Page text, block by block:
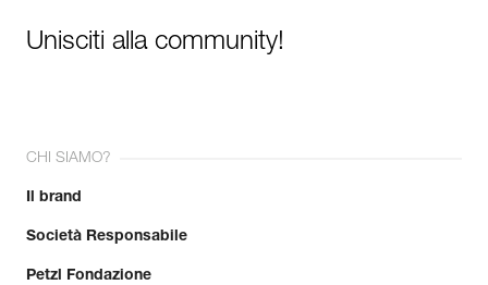
Unisciti alla community!
CHI SIAMO?
Il brand
Società Responsabile
Petzl Fondazione